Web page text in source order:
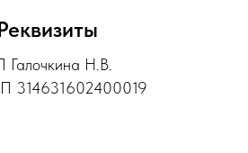
Галочкина Н.В.
314631602400019